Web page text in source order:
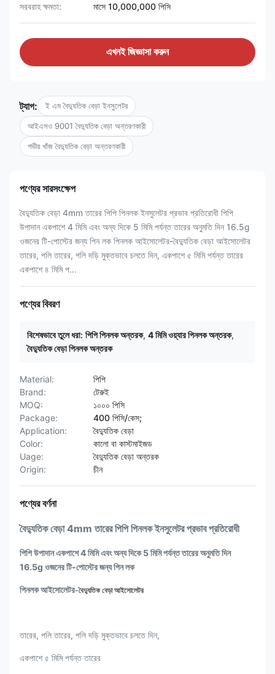
সরবরাহ ক্ষমতা:
মাসে 10,000,000 পিসি
এখনই জিজ্ঞাসা করুন
ট্যাগ: ই এম বৈদ্যুতিক বেড়া ইনসুলেটর
আইএসও 9001 বৈদ্যুতিক বেড়া অন্তরণকারী
গভীর খাঁজ বৈদ্যুতিক বেড়া অন্তরণকারী
পণ্যের সারসংক্ষেপ
বৈদ্যুতিক বেড়া 4mm তারের পিপি পিনলক ইনসুলেটর প্রভাব প্রতিরোধী পিপি
উপাদান একপাশে 4 মিমি এবং অন্য দিকে 5 মিমি পর্যন্ত তারের অনুমতি দিন 16.5g
ওজনের টি-পোস্টের জন্য পিন লক পিনলক আইসোলেটর-বৈদ্যুতিক বেড়া আইসোলেটর
তারের, পলি তারের, পলি দড়ি মুক্তভাবে চলতে দিন, একপাশে ৫ মিমি পর্যন্ত তারের
একপাশে ৪ মিমি প...
পণ্যের বিবরণ
বিশেষভাবে তুলে ধরা: পিপি পিনলক অন্তরক, 4 মিমি ওয়্যার পিনলক অন্তরক,
বৈদ্যুতিক বেড়া পিনলক অন্তরক
Material:
পিপি
Brand:
টেরুই
MOQ:
১০০০ পিসি
Package:
400 পিসি/কেস;
Application:
বৈদ্যুতিক বেড়া
Color:
কালো বা কাস্টমাইজড
Uage:
বৈদ্যুতিক বেড়া অন্তরক
Origin:
চীন
পণ্যের বর্ণনা
বৈদ্যুতিক বেড়া 4mm তারের পিপি পিনলক ইনসুলেটর প্রভাব প্রতিরোধী
পিপি উপাদান একপাশে 4 মিমি এবং অন্য দিকে 5 মিমি পর্যন্ত তারের অনুমতি দিন
16.5g ওজনের টি-পোস্টের জন্য পিন লক
পিনলক আইসোলেটর-বৈদ্যুতিক বেড়া আইসোলেটর
তারের, পলি তারের, পলি দড়ি মুক্তভাবে চলতে দিন,
একপাশে ৫ মিমি পর্যন্ত তারের